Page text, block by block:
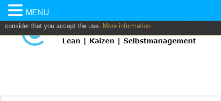
This website uses own and/or third parties cookies to: analyze,
personalize content and/or advertising. If you continue browsing, we
consider that you accept the use. More information
MENU